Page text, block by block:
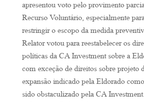
apresentou voto pelo provimento
Recurso Voluntário, especialmente
restringir o escopo da medida
Relator votou para reestabelecer os
políticas da CA Investment sobre a
com exceção de direitos sobre projeto
expansão indicado pela Eldorado
sido obstaculizado pela CA Investment.